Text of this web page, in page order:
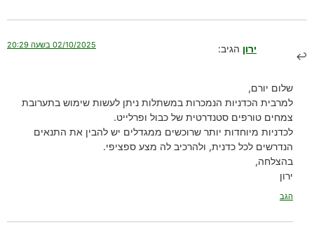
ירון הגיב: 02/10/2025 בשעה 20:29
שלום יורם,
למרבית הכדניות הנמכרות במשתלות ניתן לעשות שימוש בתערובת
צמחים טורפים סטנדרטית של כבול ופרלייט.
לכדניות מיוחדות יותר שרוכשים ממגדלים יש להבין את התנאים
הנדרשים לכל כדנית, ולהרכיב לה מצע ספציפי.
בהצלחה,
ירון
הגב